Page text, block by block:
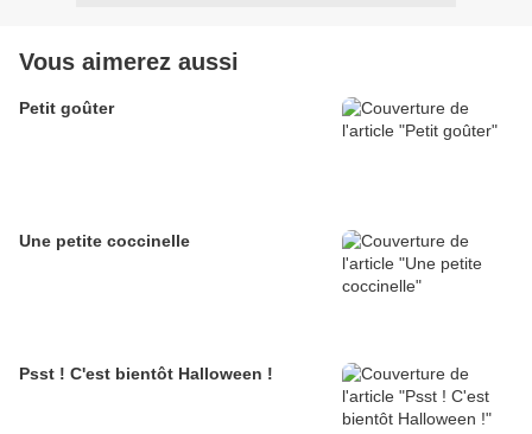
Vous aimerez aussi
Petit goûter
Une petite coccinelle
Psst ! C'est bientôt Halloween !